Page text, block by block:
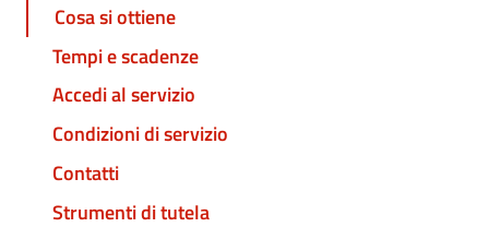
Cosa si ottiene
Tempi e scadenze
Accedi al servizio
Condizioni di servizio
Contatti
Strumenti di tutela